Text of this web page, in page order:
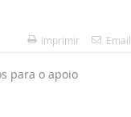
Imprimir Email
para o apoio